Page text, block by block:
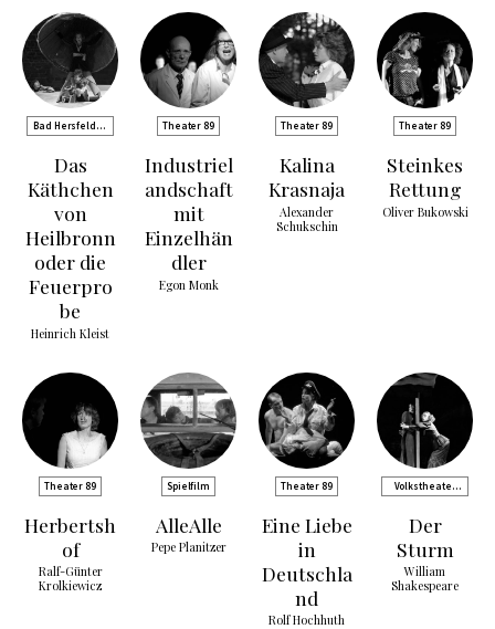
Bad Hersfelder
Das
Käthchen
von
Heilbronn
oder die
Feuerpro
be
Heinrich Kleist
Theater 89
Industriel
andschaft
mit
Einzelhän
dler
Egon Monk
Theater 89
Kalina
Krasnaja
Alexander
Schukschin
Theater 89
Steinkes
Rettung
Oliver Bukowski
Theater 89
Herbertsh
of
Ralf-Günter
Krolkiewicz
Spielfilm
AlleAlle
Pepe Planitzer
Theater 89
Eine Liebe
in
Deutschla
nd
Rolf Hochhuth
Volkstheater
Der
Sturm
William
Shakespeare